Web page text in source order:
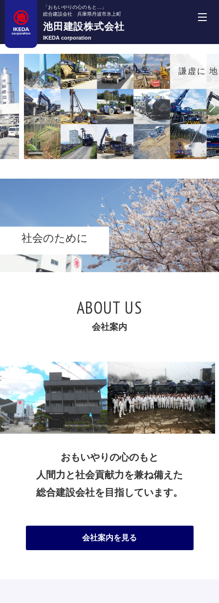
「おもいやりの心のもと…」
総合建設会社 兵庫県丹波市氷上町
池田建設株式会社
IKEDA corporation
謙虚に 地道に
社会のために
ABOUT US
会社案内
おもいやりの心のもと
人間力と社会貢献力を兼ね備えた
総合建設会社を目指しています。
会社案内を見る
池田建設株式会社
事業紹介
機械・車両紹介
施工実績
お問い合わせ
新着情報